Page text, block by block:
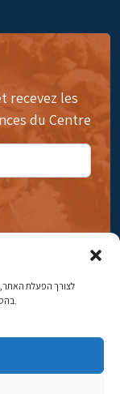
בהסכמה, נאסוף נתוני שימוש; ניתן לנהל או למשוך הסכמה בכל עת.
recevez les
du Centre